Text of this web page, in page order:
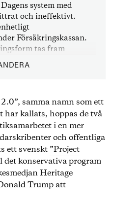
system med
och ineffektivt.
Försäkringskassan.
tas fram
särskild, enkel
långt från
för att göra det
att erbjuda fler enkla
bör göras så generell
som möjligt.
Dömandet i
utövas av opartiska
ned och arbetsrätten
och etableringsjobben
samma namn som ett
kallats, hoppas de två
i en mer
och offentliga
ett svenskt ”Project
det konservativa program
Heritage
Trump att